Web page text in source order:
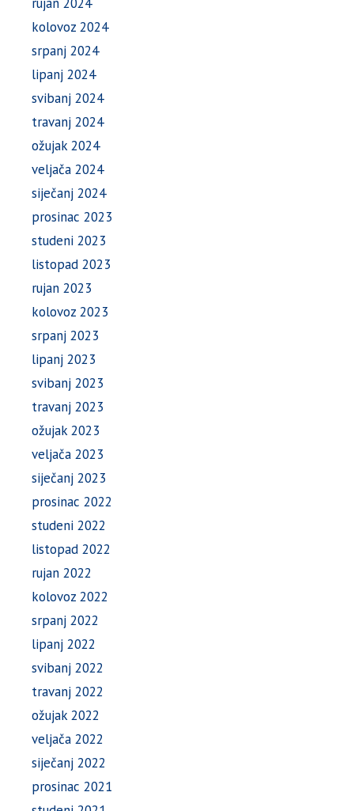
kolovoz 2024
srpanj 2024
lipanj 2024
svibanj 2024
travanj 2024
ožujak 2024
veljača 2024
siječanj 2024
prosinac 2023
studeni 2023
listopad 2023
rujan 2023
kolovoz 2023
srpanj 2023
lipanj 2023
svibanj 2023
travanj 2023
ožujak 2023
veljača 2023
siječanj 2023
prosinac 2022
studeni 2022
listopad 2022
rujan 2022
kolovoz 2022
srpanj 2022
lipanj 2022
svibanj 2022
travanj 2022
ožujak 2022
veljača 2022
siječanj 2022
prosinac 2021